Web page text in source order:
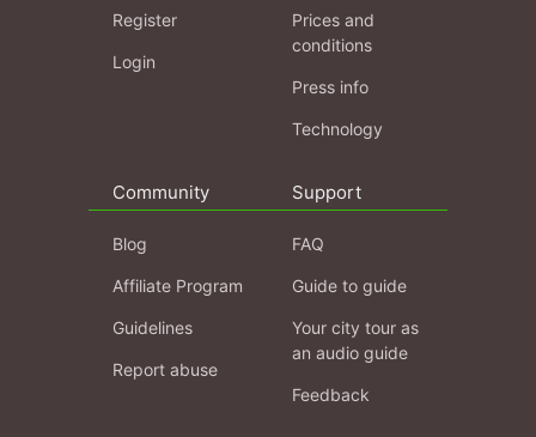
Register
Login
Prices and
conditions
Press info
Technology
Community
Blog
Affiliate Program
Guidelines
Report abuse
Support
FAQ
Guide to guide
Your city tour as
an audio guide
Feedback